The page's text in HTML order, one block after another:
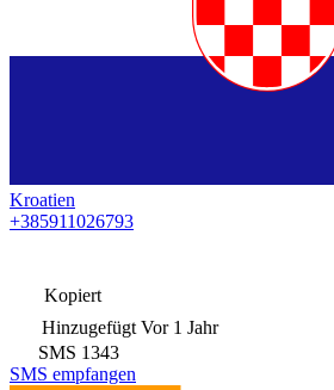
Kroatien
+385911026793
Kopiert
Hinzugefügt Vor 1 Jahr
SMS 1343
SMS empfangen